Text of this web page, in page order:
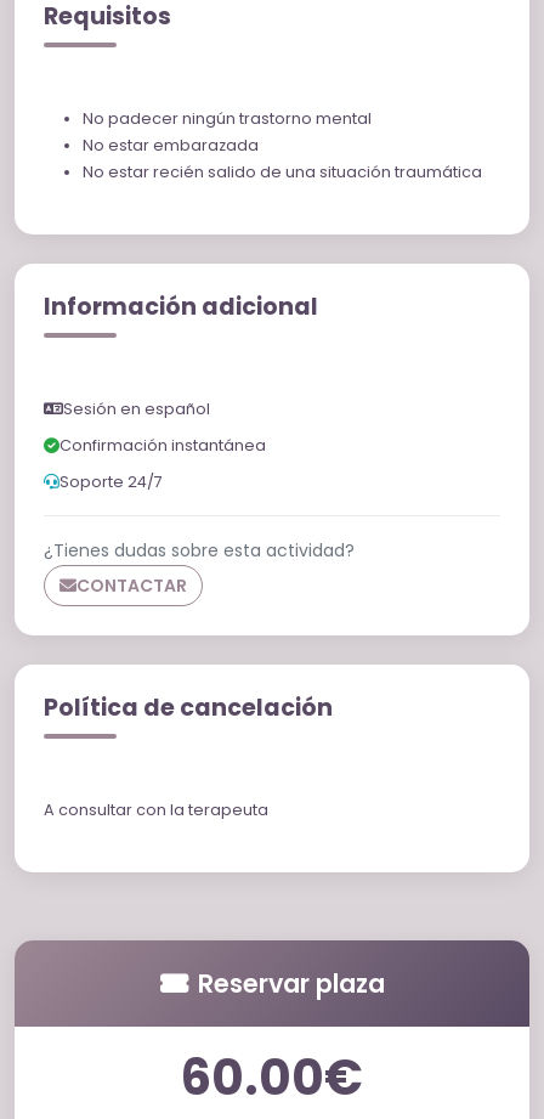
Requisitos
No padecer ningún trastorno mental
No estar embarazada
No estar recién salido de una situación traumática
Información adicional
Sesión en español
Confirmación instantánea
Soporte 24/7
¿Tienes dudas sobre esta actividad?
CONTACTAR
Política de cancelación
A consultar con la terapeuta
Reservar plaza
60.00€